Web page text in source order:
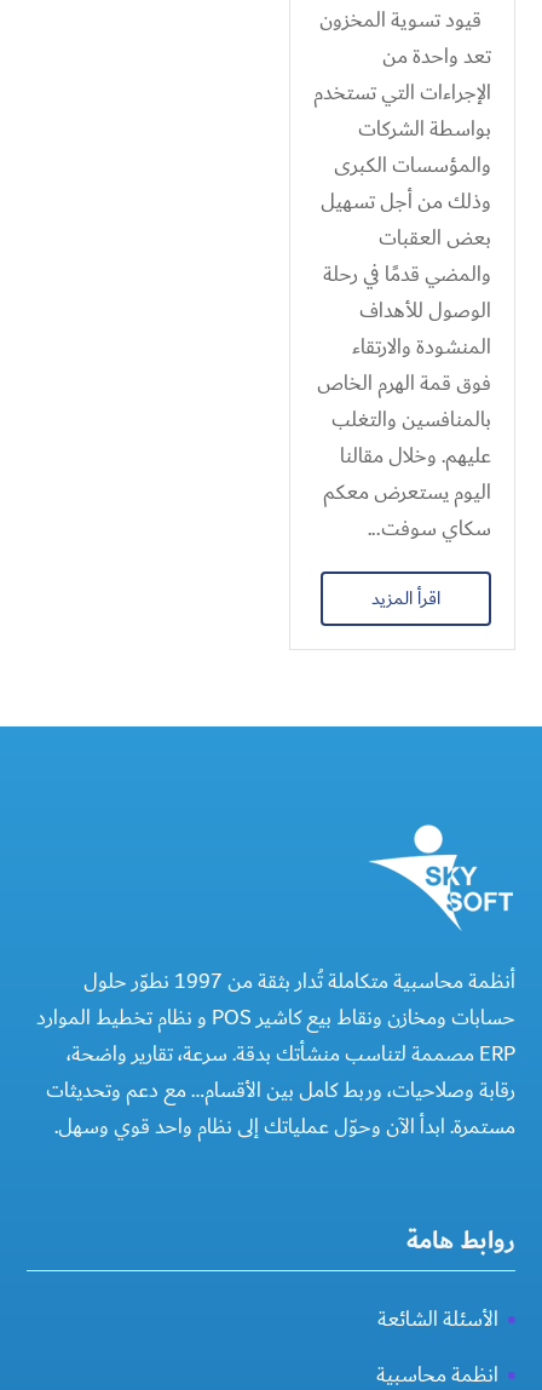
قيود تسوية المخزون
تعد واحدة من
الإجراءات التي تستخدم
بواسطة الشركات
والمؤسسات الكبرى
وذلك من أجل تسهيل
بعض العقبات
والمضي قدمًا في رحلة
الوصول للأهداف
المنشودة والارتقاء
فوق قمة الهرم الخاص
بالمنافسين والتغلب
عليهم. وخلال مقالنا
اليوم يستعرض معكم
سكاي سوفت...
اقرأ المزيد
أنظمة محاسبية متكاملة تُدار بثقة من 1997 نطوّر حلول
حسابات ومخازن ونقاط بيع كاشير POS و نظام تخطيط الموارد
ERP مصممة لتناسب منشأتك بدقة. سرعة، تقارير واضحة،
رقابة وصلاحيات، وربط كامل بين الأقسام… مع دعم وتحديثات
مستمرة. ابدأ الآن وحوّل عملياتك إلى نظام واحد قوي وسهل.
روابط هامة
الأسئلة الشائعة
انظمة محاسبية